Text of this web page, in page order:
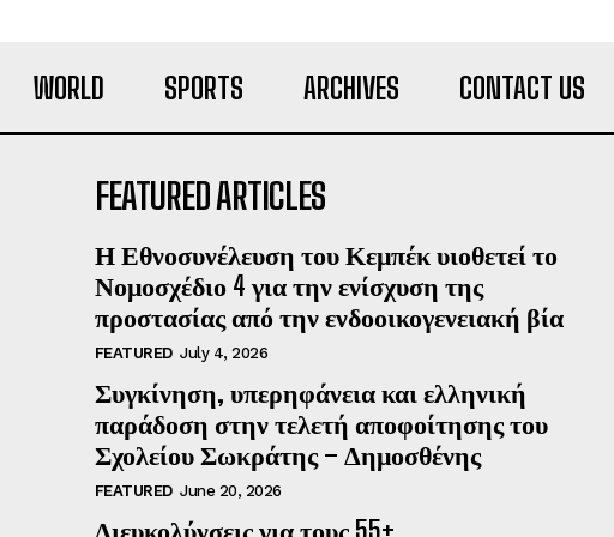
WORLD SPORTS ARCHIVES CONTACT US
FEATURED ARTICLES
Η Εθνοσυνέλευση του Κεμπέκ υιοθετεί το
Νομοσχέδιο 4 για την ενίσχυση της
προστασίας από την ενδοοικογενειακή βία
FEATURED July 4, 2026
Συγκίνηση, υπερηφάνεια και ελληνική
παράδοση στην τελετή αποφοίτησης του
Σχολείου Σωκράτης – Δημοσθένης
FEATURED June 20, 2026
Διευκολύνσεις για τους 55+